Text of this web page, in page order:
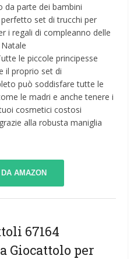
da parte dei bambini
perfetto set di trucchi per
i regali di compleanno delle
le piccole principesse
il proprio set di
può soddisfare tutte le
le madri e anche tenere i
cosmetici costosi
alla robusta maniglia
AMAZON
67164
Giocattolo per